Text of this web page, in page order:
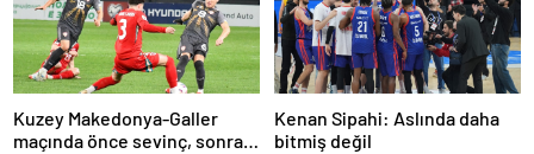
Kuzey Makedonya-Galler
maçında önce sevinç, sonra
Kenan Sipahi: Aslında daha
bitmiş değil